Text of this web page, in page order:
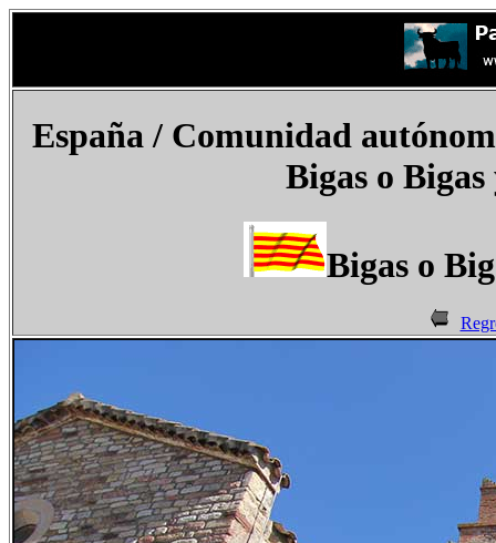
España/ Comunidad
Bigas o
Bigas o